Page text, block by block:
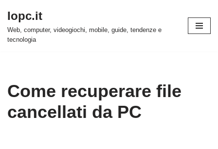
Vai
al
Iopc.it
Web, computer, videogiochi, mobile, guide, tendenze e
tecnologia
Come recuperare file
cancellati da PC